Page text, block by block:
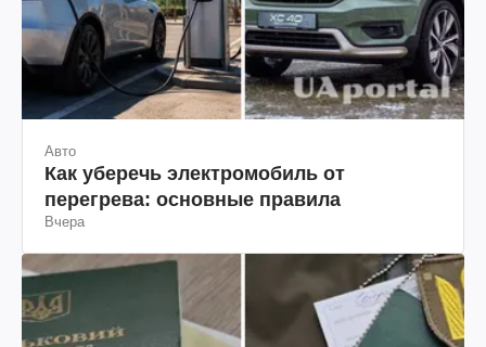
Авто
Как уберечь электромобиль от
перегрева: основные правила
Вчера